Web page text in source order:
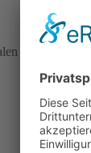
Turbolader